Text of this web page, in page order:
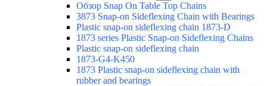
Обзор Snap On Table Top Chains
3873 Snap-on Sideflexing Chain with Bearings
Plastic snap-on sideflexing chain 1873-D
1873 series Plastic Snap-on Sideflexing Chains
Plastic snap-on sideflexing chain
1873-G4-K450
1873 Plastic snap-on sideflexing chain with
rubber and bearings